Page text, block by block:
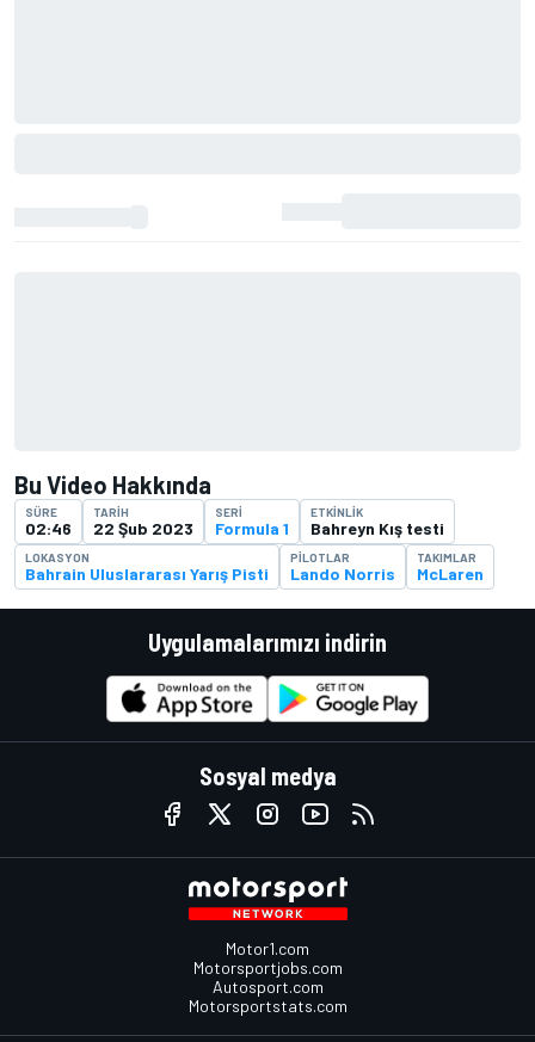
Bu Video Hakkında
SÜRE
02:46
TARIH
22 Şub 2023
SERI
Formula 1
ETKINLIK
Bahreyn Kış testi
LOKASYON
Bahrain Uluslararası Yarış Pisti
PILOTLAR
Lando Norris
TAKIMLAR
McLaren
Uygulamalarımızı indirin
Sosyal medya
Motor1.com
Motorsportjobs.com
Autosport.com
Motorsportstats.com